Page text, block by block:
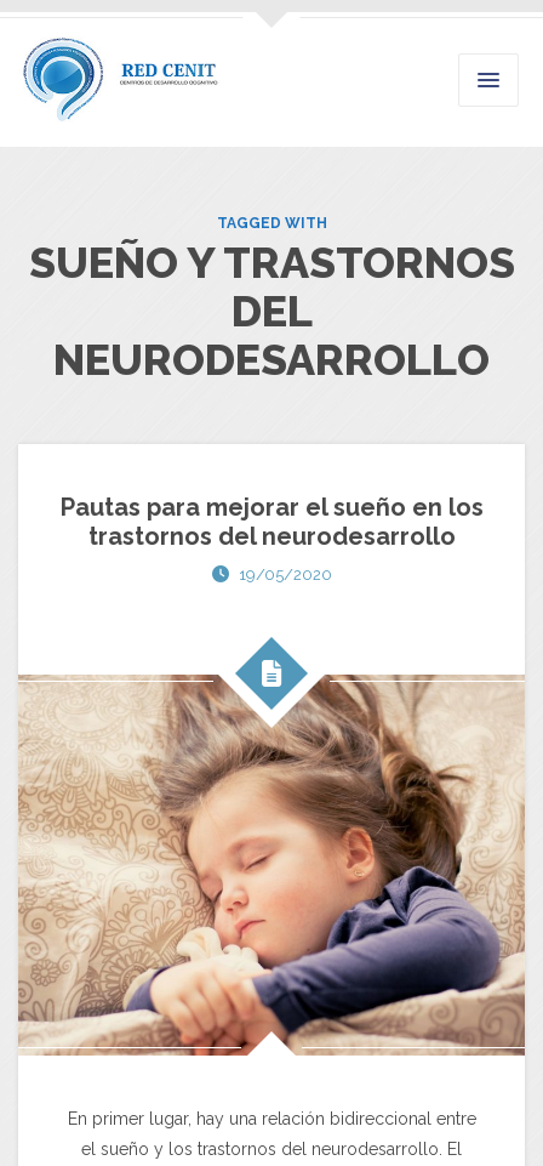
TAGGED WITH
SUEÑO Y TRASTORNOS
DEL
NEURODESARROLLO
Pautas para mejorar el sueño en los
trastornos del neurodesarrollo
19/05/2020
En primer lugar, hay una relación bidireccional entre
el sueño y los trastornos del neurodesarrollo. El